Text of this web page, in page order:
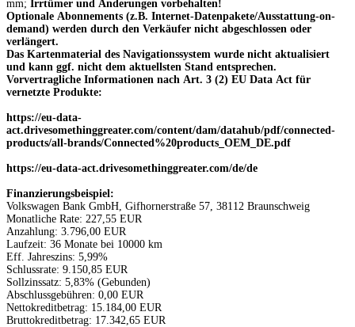
mm; Irrtümer und Änderungen vorbehalten!
Optionale Abonnements (z.B. Internet-Datenpakete/Ausstattung-on-
demand) werden durch den Verkäufer nicht abgeschlossen oder
verlängert.
Das Kartenmaterial des Navigationssystem wurde nicht aktualisiert
und kann ggf. nicht dem aktuellsten Stand entsprechen.
Vorvertragliche Informationen nach Art. 3 (2) EU Data Act für
vernetzte Produkte:
https://eu-data-
act.drivesomethinggreater.com/content/dam/datahub/pdf/connected-
products/all-brands/Connected%20products_OEM_DE.pdf
https://eu-data-act.drivesomethinggreater.com/de/de
Finanzierungsbeispiel:
Volkswagen Bank GmbH, Gifhornerstraße 57, 38112 Braunschweig
Monatliche Rate: 227,55 EUR
Anzahlung: 3.796,00 EUR
Laufzeit: 36 Monate bei 10000 km
Eff. Jahreszins: 5,99%
Schlussrate: 9.150,85 EUR
Sollzinssatz: 5,83% (Gebunden)
Abschlussgebühren: 0,00 EUR
Nettokreditbetrag: 15.184,00 EUR
Bruttokreditbetrag: 17.342,65 EUR